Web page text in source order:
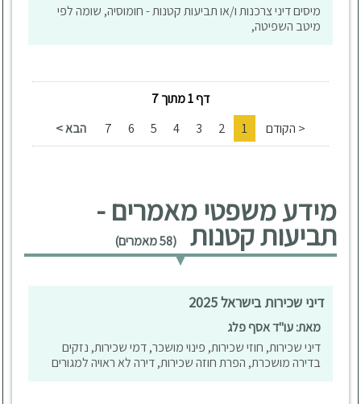
מיסים דיני צרכנות ו/או תביעות קטנות - חומוסיה, שומה לפי
מיטב השפיטה,
דף 1 מתוך 7
< הקודם
1
2
3
4
5
6
7 הבא >
מידע משפטי מאמרים -
תביעות קטנות (58 מאמרים)
דיני שכירות בישראל 2025
מאת: עו"ד אסף פלג
דיני שכירות, חוזי שכירות, פינוי מושכר, דמי שכירות, נזקים
בדירה מושכרת, הפרת חוזה שכירות, דירה לא ראויה למגורים